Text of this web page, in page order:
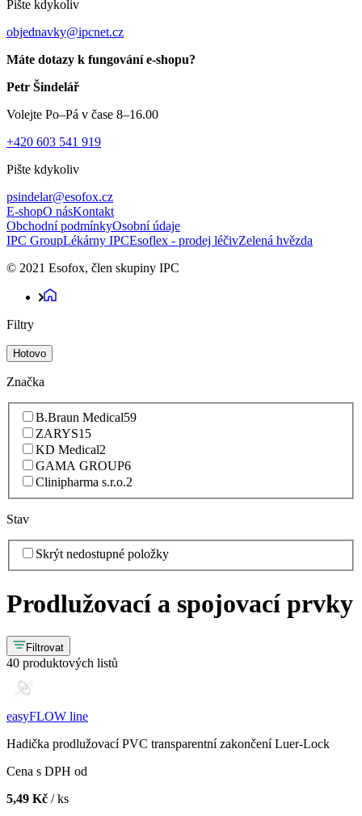
Pište kdykoliv
objednavky@ipcnet.cz
Máte dotazy k fungování e-shopu?
Petr Šindelář
Volejte Po–Pá v čase 8–16.00
+420 603 541 919
Pište kdykoliv
psindelar@esofox.cz
E-shopO násKontakt
Obchodní podmínkyOsobní údaje
IPC GroupLékárny IPCEsoflex - prodej léčivZelená hvězda
© 2021 Esofox, člen skupiny IPC
Filtry
Hotovo
Značka
B.Braun Medical59
ZARYS15
KD Medical2
GAMA GROUP6
Clinipharma s.r.o.2
Stav
Skrýt nedostupné položky
Prodlužovací a spojovací prvky
Filtrovat
40 produktových listů
easyFLOW line
Hadička prodlužovací PVC transparentní zakončení Luer-Lock
Cena s DPH od
5,49 Kč / ks